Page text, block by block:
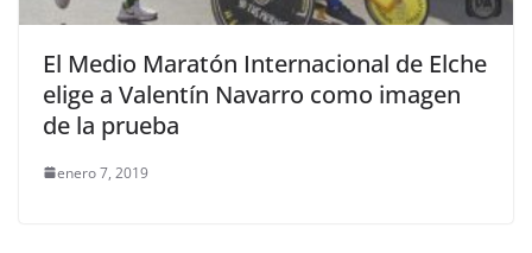
El Medio Maratón Internacional de Elche
elige a Valentín Navarro como imagen
de la prueba
enero 7, 2019